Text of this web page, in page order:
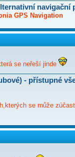
navigační
GPS Navigation
se neřeší jinde
- přístupné
se může